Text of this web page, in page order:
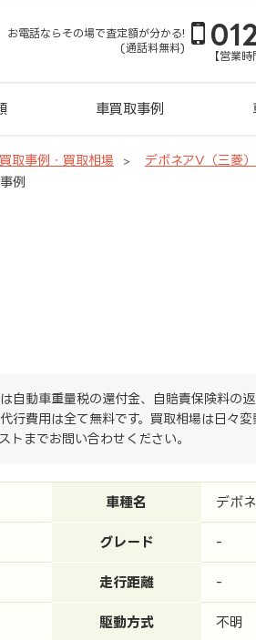
お電話ならその場で査定額が分かる!
(通話料無料)
【営業
車買取事例
取事例・買取相場
デボネアV（三菱
例
自動車重量税の還付金、自賠責保険料の
行費用は全て無料です。買取相場は日々
トまでお問い合わせください。
車種名 デボ
グレード -
走行距離 -
駆動方式 不明